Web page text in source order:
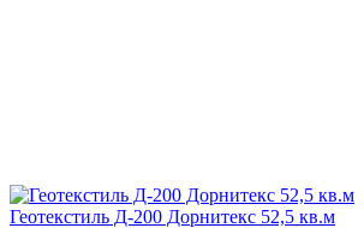
Геотекстиль Д-200 Дорнитекс 52,5 кв.м